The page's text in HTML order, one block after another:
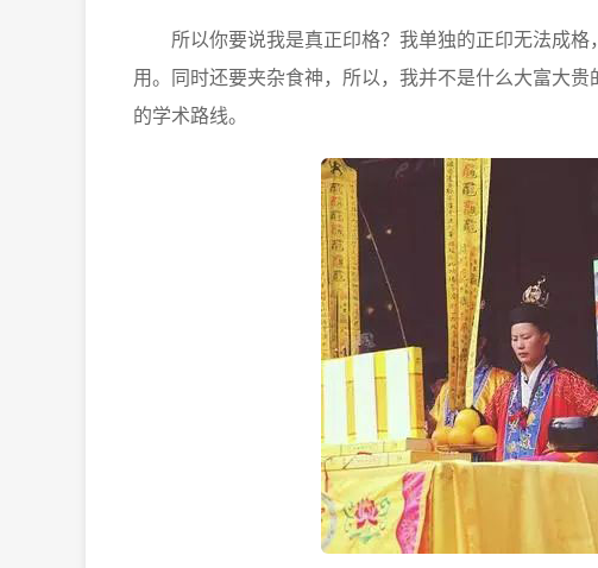
所以你要说我是真正印格？我单独的正印无法成格
用。同时还要夹杂食神，所以，我并不是什么大富大
的学术路线。